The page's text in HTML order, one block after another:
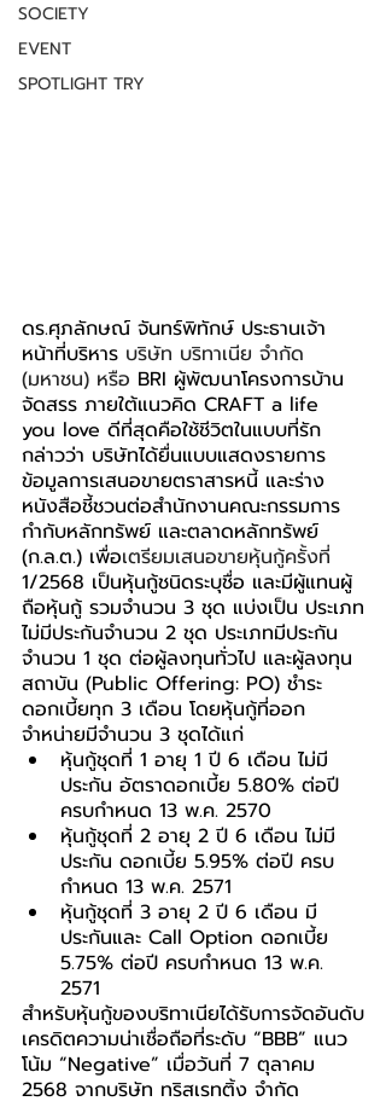
SOCIETY
EVENT
SPOTLIGHT TRY
ดร.ศุภลักษณ์ จันทร์พิทักษ์ ประธานเจ้า
หน้าที่บริหาร บริษัท บริทาเนีย จำกัด
(มหาชน) หรือ BRI ผู้พัฒนาโครงการบ้าน
จัดสรร ภายใต้แนวคิด CRAFT a life
you love ดีที่สุดคือใช้ชีวิตในแบบที่รัก
กล่าวว่า บริษัทได้ยื่นแบบแสดงรายการ
ข้อมูลการเสนอขายตราสารหนี้ และร่าง
หนังสือชี้ชวนต่อสำนักงานคณะกรรมการ
กำกับหลักทรัพย์ และตลาดหลักทรัพย์
(ก.ล.ต.) เพื่อเตรียมเสนอขายหุ้นกู้ครั้งที่
1/2568 เป็นหุ้นกู้ชนิดระบุชื่อ และมีผู้แทนผู้
ถือหุ้นกู้ รวมจำนวน 3 ชุด แบ่งเป็น ประเภท
ไม่มีประกันจำนวน 2 ชุด ประเภทมีประกัน
จำนวน 1 ชุด ต่อผู้ลงทุนทั่วไป และผู้ลงทุน
สถาบัน (Public Offering: PO) ชำระ
ดอกเบี้ยทุก 3 เดือน โดยหุ้นกู้ที่ออก
จำหน่ายมีจำนวน 3 ชุดได้แก่
หุ้นกู้ชุดที่ 1 อายุ 1 ปี 6 เดือน ไม่มี
ประกัน อัตราดอกเบี้ย 5.80% ต่อปี
ครบกำหนด 13 พ.ค. 2570
หุ้นกู้ชุดที่ 2 อายุ 2 ปี 6 เดือน ไม่มี
ประกัน ดอกเบี้ย 5.95% ต่อปี ครบ
กำหนด 13 พ.ค. 2571
หุ้นกู้ชุดที่ 3 อายุ 2 ปี 6 เดือน มี
ประกันและ Call Option ดอกเบี้ย
5.75% ต่อปี ครบกำหนด 13 พ.ค.
2571
สำหรับหุ้นกู้ของบริทาเนียได้รับการจัดอันดับ
เครดิตความน่าเชื่อถือที่ระดับ “BBB” แนว
โน้ม “Negative” เมื่อวันที่ 7 ตุลาคม
2568 จากบริษัท ทริสเรทติ้ง จำกัด